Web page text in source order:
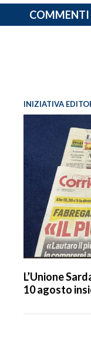
COMMENTI
INIZIATIVA
L’Unione
10 agosto